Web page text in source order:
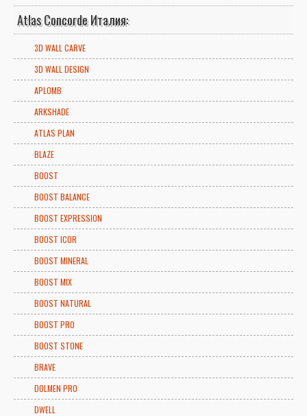
Atlas Concorde Италия:
3D WALL CARVE
3D WALL DESIGN
APLOMB
ARKSHADE
ATLAS PLAN
BLAZE
BOOST
BOOST BALANCE
BOOST EXPRESSION
BOOST ICOR
BOOST MINERAL
BOOST MIX
BOOST NATURAL
BOOST PRO
BOOST STONE
BRAVE
DOLMEN PRO
DWELL